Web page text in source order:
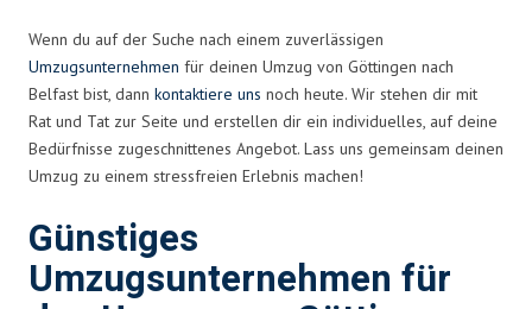
Wenn du auf der Suche nach einem zuverlässigen
Umzugsunternehmen für deinen Umzug von Göttingen nach
Belfast bist, dann kontaktiere uns noch heute. Wir stehen dir mit
Rat und Tat zur Seite und erstellen dir ein individuelles, auf deine
Bedürfnisse zugeschnittenes Angebot. Lass uns gemeinsam deinen
Umzug zu einem stressfreien Erlebnis machen!
Günstiges
Umzugsunternehmen für